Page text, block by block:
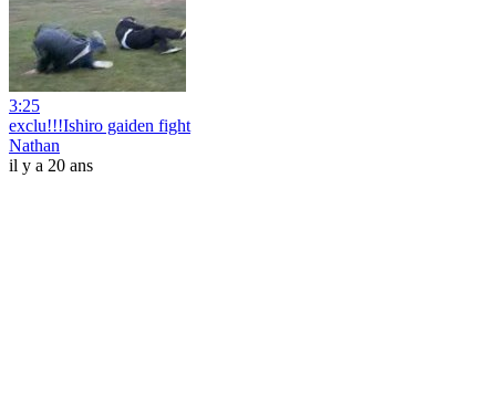
3:25
exclu!!!Ishiro gaiden fight
Nathan
il y a 20 ans